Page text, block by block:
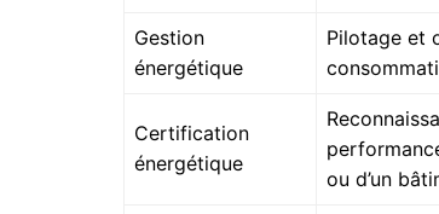
Gestion
énergétique
Pilotage et
Certification
énergétique
ou d’un